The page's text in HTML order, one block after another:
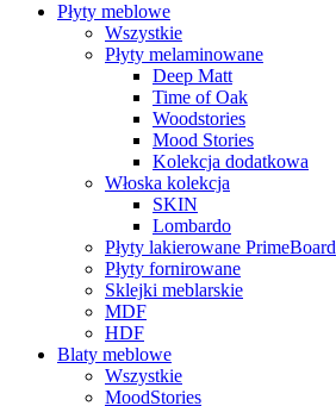
Płyty meblowe
Wszystkie
Płyty melaminowane
Deep Matt
Time of Oak
Woodstories
Mood Stories
Kolekcja dodatkowa
Włoska kolekcja
SKIN
Lombardo
Płyty lakierowane PrimeBoard
Płyty fornirowane
Sklejki meblarskie
MDF
HDF
Blaty meblowe
Wszystkie
MoodStories